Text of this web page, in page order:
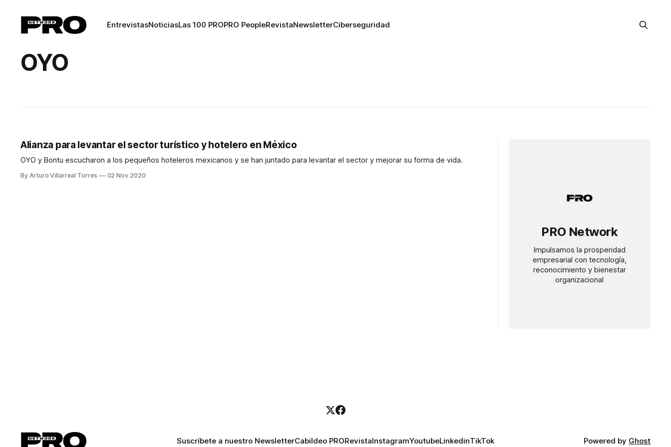
EntrevistasNoticiasLas 100 PROPRO PeopleRevistaNewsletterCiberseguridad
OYO
Alianza para levantar el sector turístico y hotelero en México
OYO y Bontu escucharon a los pequeños hoteleros mexicanos y se han juntado para levantar el sector y mejorar su forma de vida.
By Arturo Villarreal Torres 02 Nov 2020
PRO Network
Impulsamos la prosperidad
empresarial con tecnología,
reconocimiento y bienestar
organizacional
Suscríbete a nuestro NewsletterCabildeo PRORevistaInstagramYoutubeLinkedinTikTok Powered by Ghost